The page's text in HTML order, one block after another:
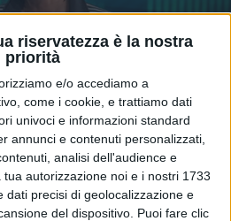
riservatezza è la nostra
priorità
e/o accediamo a
come i cookie, e trattiamo dati
univoci e informazioni standard
annunci e contenuti personalizzati,
analisi dell'audience e
tua autorizzazione noi e i nostri 1733
dati precisi di geolocalizzazione e
del dispositivo. Puoi fare clic
a Sanremo 2019 il
Notte fosse un piatto,